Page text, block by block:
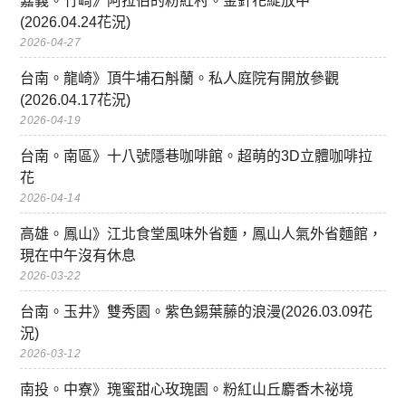
(2026.04.24花況)
2026-04-27
台南。龍崎》頂牛埔石斛蘭。私人庭院有開放參觀
(2026.04.17花況)
2026-04-19
台南。南區》十八號隱巷咖啡館。超萌的3D立體咖啡拉
花
2026-04-14
高雄。鳳山》江北食堂風味外省麵，鳳山人氣外省麵館，
現在中午沒有休息
2026-03-22
台南。玉井》雙秀園。紫色錫葉藤的浪漫(2026.03.09花
況)
2026-03-12
南投。中寮》瑰蜜甜心玫瑰園。粉紅山丘麝香木祕境